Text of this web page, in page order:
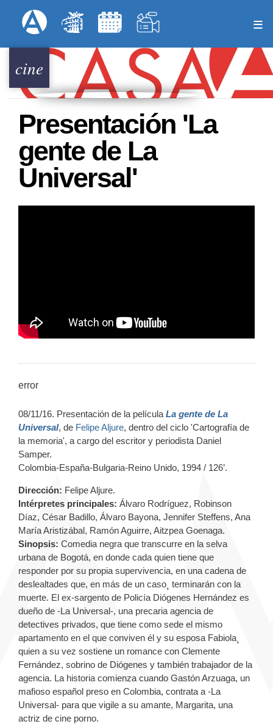
al
principal
Menú Superior
cine
Presentación 'La
gente de La
Universal'
error
08/11/16. Presentación de la película La gente de La
Universal, de Felipe Aljure, dentro del ciclo 'Cartografía de
la memoria', a cargo del escritor y periodista Daniel
Samper.
Colombia-España-Bulgaria-Reino Unido, 1994 / 126’.
Dirección: Felipe Aljure.
Intérpretes principales: Álvaro Rodríguez, Robinson
Díaz, César Badillo, Álvaro Bayona, Jennifer Steffens, Ana
María Aristizábal, Ramón Aguirre, Aitzpea Goenaga.
Sinopsis: Comedia negra que transcurre en la selva
urbana de Bogotá, en donde cada quien tiene que
responder por su propia supervivencia, en una cadena de
deslealtades que, en más de un caso¸ terminarán con la
muerte. El ex-sargento de Policía Diógenes Hernández es
dueño de -La Universal-, una precaria agencia de
detectives privados, que tiene como sede el mismo
apartamento en el que conviven él y su esposa Fabiola¸
quien a su vez sostiene un romance con Clemente
Fernández, sobrino de Diógenes y también trabajador de la
agencia. La historia comienza cuando Gastón Arzuaga, un
mafioso español preso en Colombia, contrata a -La
Universal- para que vigile a su amante, Margarita, una
actriz de cine porno.